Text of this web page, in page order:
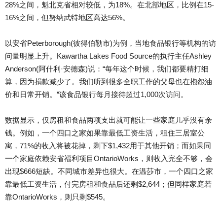
28%之间，魁北克省相对较低，为18%。在北部地区，比例在15-
16%之间，但努纳武特地区高达56%。
以安省Peterborough(彼得伯勒市)为例，当地食品银行等机构的访
问量明显上升。Kawartha Lakes Food Source的执行主任Ashley
Anderson(阿什利·安德森)说：“每年这个时候，我们都要精打细
算，因为捐款减少了。我们听到很多全职工作的父母也在抱怨油
价和日常开销。”该食品银行每月接待超过1,000次访问。
数据显示，仅房租和食品两项支出就可能让一些家庭几乎没有余
钱。例如，一个四口之家如果靠最低工资生活，租住三居室公
寓，71%的收入将被花掉，剩下$1,432用于其他开销；而如果同
一个家庭依赖安省福利项目OntarioWorks，则收入完全不够，会
出现$666短缺。不同城市差异也很大。在温莎市，一个四口之家
靠最低工资生活，付完房租和食品后还剩$2,644；但同样家庭若
靠OntarioWorks，则只剩$545。